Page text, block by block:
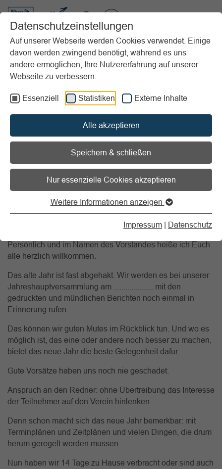
Datenschutzeinstellungen
Auf unserer Webseite werden Cookies verwendet. Einige
davon werden zwingend benötigt, während es uns
andere ermöglichen, Ihre Nutzererfahrung auf unserer
Webseite zu verbessern.
Essenziell Statistiken Externe Inhalte
Alle akzeptieren
Speichern & schließen
Nur essenzielle Cookies akzeptieren
Weitere Informationen anzeigen
Impressum | Datenschutz
Startseite Vereinsmanagement Marketing
Reden halten im Verein
Redenarchiv
Rede für Neujahrs-Treff für Vereinsmitglieder
Vorlesen
Informationen zum Readspeaker öffnen
Rede für Neujahrs-Treff für
Vereinsmitglieder
Anspruch an den Redner : einfach, glaubwürdig und
ohne Schwulst den Teilnehmerkreis begrüßen, bei dem
Liebe Vereinsmitglieder,
Persönlich und im Namen des Vorstandes heiße ich Euch
alle herzlich willkommen.
Das alte Jahr ist fast abgehakt. Wir werden es bei unserer
Jahreshauptversammlung am .................... mit den
gedruckten und mündlichen Berichten noch einmal in
Erinnerung rufen.
Das können wir guten Mutes im Rückblick tun. Und wo es
möglich ist, das eine oder andere noch besser zu machen,
bietet das neue Jahr die beste Gelegenheit dafür.
Gute Vorsätze haben uns noch nie geschadet.
Anspruch an den Redner: ohne Übertreibung das Interesse
der Teilnehmer auf den Verein hinlenken.
Denn schon macht sich das neue Jahr bemerkbar: mit
Terminplänen und Zeitplänen und vielen Dingen, die drum
herum geregelt werden müssen.
Nun haben wir 14 Tage zu Hause verbracht oder sind auch